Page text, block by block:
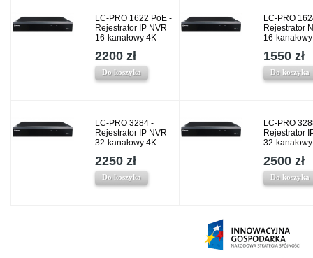
LC-PRO 1622 PoE -
Rejestrator IP NVR
16-kanałowy 4K
2200 zł
Do koszyka
LC-PRO
Rejestrator
16-
1550 zł
Do koszyka
LC-PRO 3284 -
Rejestrator IP NVR
32-kanałowy 4K
2250 zł
Do koszyka
LC-PRO
Rejestrator
32-
2500 zł
Do koszyka